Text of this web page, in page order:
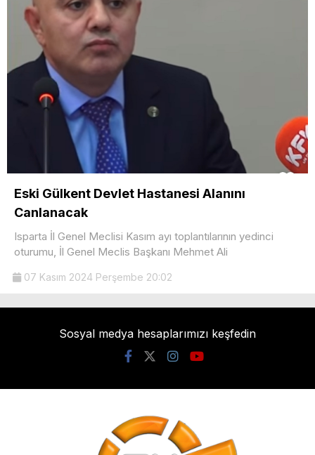
Eski Gülkent Devlet Hastanesi Alanını
Canlanacak
Isparta İl Genel Meclisi Kasım ayı toplantılarının yedinci
oturumu, İl Genel Meclis Başkanı Mehmet Ali
07 Kasım 2024 Perşembe 20:02
Sosyal medya hesaplarımızı keşfedin